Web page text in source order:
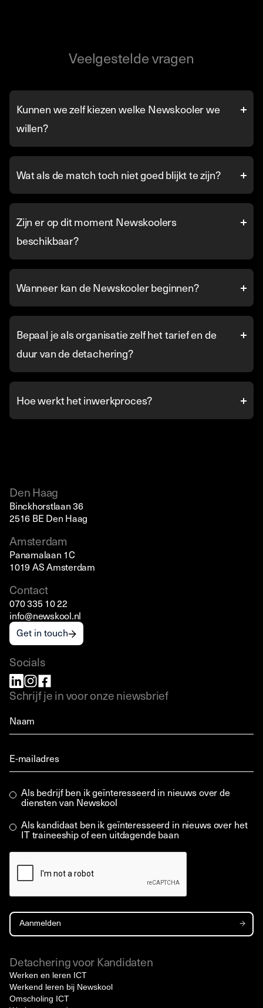
Veelgestelde vragen
Kunnen we zelf kiezen welke Newskooler we
willen?
Wat als de match toch niet goed blijkt te zijn?
Zijn er op dit moment Newskoolers
beschikbaar?
Wanneer kan de Newskooler beginnen?
Bepaal je als organisatie zelf het tarief en de
duur van de detachering?
Hoe werkt het inwerkproces?
Den Haag
Binckhorstlaan 36
2516 BE Den Haag
Amsterdam
Panamalaan 1C
1019 AS Amsterdam
Contact
070 335 10 22
info@newskool.nl
Get in touch
Socials
Schrijf je in voor onze niewsbrief
Als bedrijf ben ik geïnteresseerd in nieuws over de
diensten van Newskool
Als kandidaat ben ik geïnteresseerd in nieuws over het
IT traineeship of een uitdagende baan
Detachering voor Kandidaten
Werken en leren ICT
Werkend leren bij Newskool
Omscholing ICT